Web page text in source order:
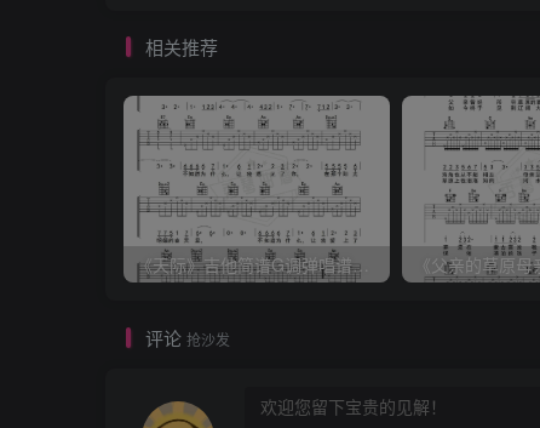
相关推荐
《天际》吉他简谱G调弹唱谱（姜玉阳）
评论 抢沙发